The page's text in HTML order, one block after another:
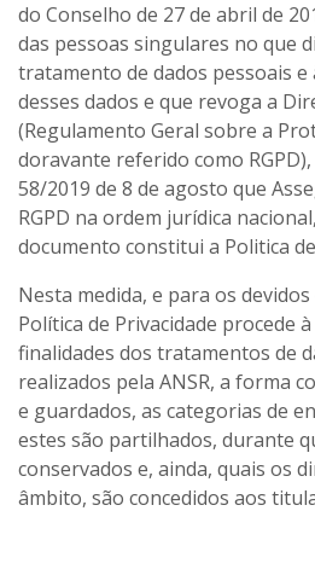
do Conselho de 27 de abril de
das pessoas singulares no que
tratamento de dados pessoais e
desses dados e que revoga a
(Regulamento Geral sobre a
doravante referido como
58/2019 de 8 de agosto que
RGPD na ordem jurídica
documento constitui a Politica
Nesta medida, e para os
Política de Privacidade procede
finalidades dos tratamentos de
realizados pela ANSR, a forma
e guardados, as categorias de
estes são partilhados, durante
conservados e, ainda, quais os
âmbito, são concedidos aos